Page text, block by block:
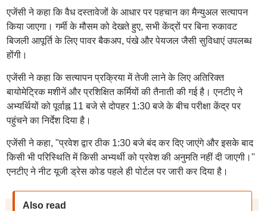
एजेंसी ने कहा कि वैध दस्तावेजों के आधार पर पहचान का मैन्युअल सत्यापन
किया जाएगा। गर्मी के मौसम को देखते हुए, सभी केंद्रों पर बिना रुकावट
बिजली आपूर्ति के लिए पावर बैकअप, पंखे और पेयजल जैसी सुविधाएं उपलब्ध
होंगी।
एजेंसी ने कहा कि सत्यापन प्रक्रिया में तेजी लाने के लिए अतिरिक्त
बायोमेट्रिक मशीनें और प्रशिक्षित कर्मियों की तैनाती की गई है। एनटीए ने
अभ्यर्थियों को पूर्वाह्न 11 बजे से दोपहर 1:30 बजे के बीच परीक्षा केंद्र पर
पहुंचने का निर्देश दिया है।
एजेंसी ने कहा, "प्रवेश द्वार ठीक 1:30 बजे बंद कर दिए जाएंगे और इसके बाद
किसी भी परिस्थिति में किसी अभ्यर्थी को प्रवेश की अनुमति नहीं दी जाएगी।"
एनटीए ने नीट यूजी ड्रेस कोड पहले ही पोर्टल पर जारी कर दिया है।
Also read